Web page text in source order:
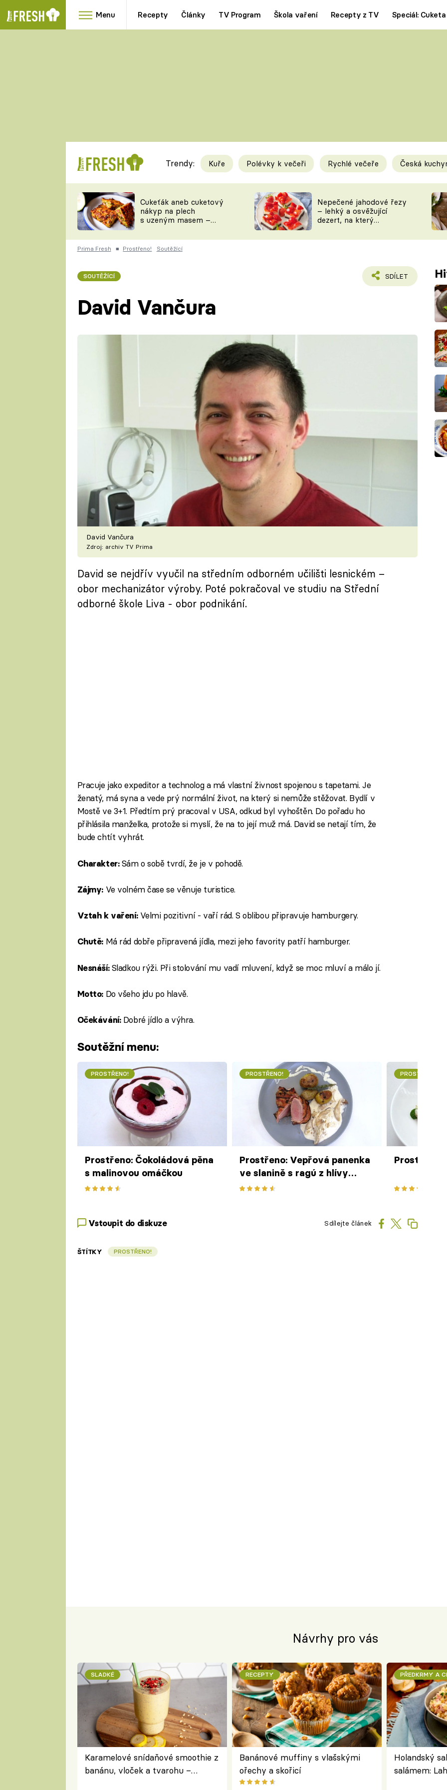
Menu Recepty Články TV Program Škola vaření Recepty z TV Speciál: Cuketa
RYCHLOVKY
Videorecepty
TEĎ VAŘÍ ŠÉF!
ČESKO NA TALÍŘI
Tipy a triky
KAM ZA JÍDLEM
VYCHYTÁVKY
ČASOPIS
Trendy: Kuře Polévky k večeři Rychlé večeře Česká
Cukeťák aneb cuketový
nákyp na plech
s uzeným masem –
zpracovat přerostlé
cukety
Nepečené jahodové řezy
– lehký a osvěžující
dezert, na který
Prima Fresh ■ Prostřeno! Soutěžící
SOUTĚŽÍCÍ SDÍLET
David Vančura
David Vančura
Zdroj: archiv TV Prima
David se nejdřív vyučil na středním odborném učilišti lesnickém –
obor mechanizátor výroby. Poté pokračoval ve studiu na Střední
odborné škole Liva - obor podnikání.
Pracuje jako expeditor a technolog a má vlastní živnost spojenou s tapetami. Je
ženatý, má syna a vede prý normální život, na který si nemůže stěžovat. Bydlí v
Mostě ve 3+1. Předtím prý pracoval v USA, odkud byl vyhoštěn. Do pořadu ho
přihlásila manželka, protože si myslí, že na to její muž má. David se netají tím, že
bude chtít vyhrát.
Charakter: Sám o sobě tvrdí, že je v pohodě.
Zájmy: Ve volném čase se věnuje turistice.
Vztah k vaření: Velmi pozitivní - vaří rád. S oblibou připravuje hamburgery.
Chutě: Má rád dobře připravená jídla, mezi jeho favority patří hamburger.
Nesnáší: Sladkou rýži. Při stolování mu vadí mluvení, když se moc mluví a málo jí.
Motto: Do všeho jdu po hlavě.
Očekávání: Dobré jídlo a výhra.
Soutěžní menu:
PROSTŘENO!
Prostřeno: Čokoládová pěna
s malinovou omáčkou
PROSTŘENO!
Prostřeno: Vepřová panenka
ve slanině s ragú z hlívy
ústřičné, zámecký brambor
PROSTŘENO!
Prostřeno:
Vstoupit do diskuze Sdílejte článek
ŠTÍTKY PROSTŘENO!
Návrhy pro vás
SLADKÉ
Karamelové snídaňové smoothie z
banánu, vloček a tvarohu –
RECEPTY
Banánové muffiny s vlašskými
ořechy a skořicí
PŘEDKRMY A
Holandský
salámem: